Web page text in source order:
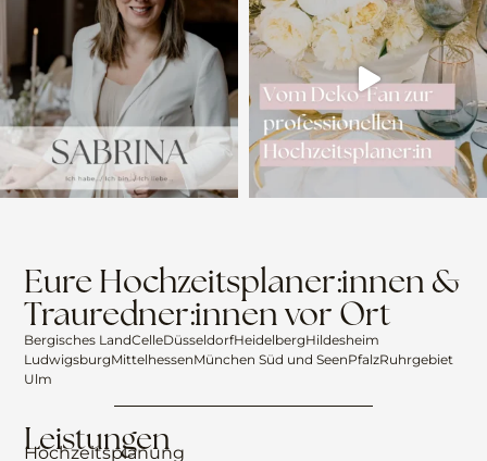
Eure Hochzeitsplaner:innen &
Trauredner:innen vor Ort
Bergisches LandCelleDüsseldorfHeidelbergHildesheim
LudwigsburgMittelhessenMünchen Süd und SeenPfalzRuhrgebiet
Ulm
Leistungen
Hochzeitsplanung